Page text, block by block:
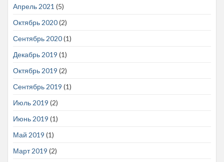
Апрель 2021 (5)
Октябрь 2020(2)
Сентябрь 2020(1)
Декабрь 2019 (1)
Октябрь 2019 (2)
Сентябрь 2019 (1)
Июль 2019 (2)
Июнь 2019 (1)
Май 2019 (1)
Март 2019 (2)